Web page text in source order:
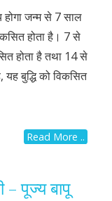
होगा जन्म से 7 साल
होता है। 7 से
होता है तथा 14 से
बुद्धि को विकसित
Read More ..
पूज्य बापू